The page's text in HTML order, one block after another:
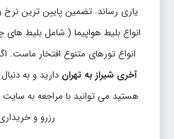
تاریخ رفت: 1405/5/23
شیراز
SYZ
یاری رساند. تضمین پایین ترین نرخ
انواع بلیط هواپیما ( شامل بلیط
انواع تورهای متنوع افتخار ماست.
آخری شیراز به تهران دارید و به دنبال
هستید می توانید با مراجعه به
رزرو و